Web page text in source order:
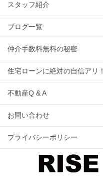
スタッフ紹介
ブログ一覧
仲介手数料無料の秘密
住宅ローンに絶対の自信アリ！
不動産Q & A
お問い合わせ
プライバシーポリシー